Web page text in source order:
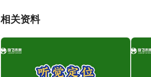
相关资料